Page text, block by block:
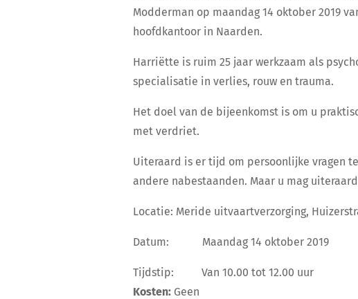
Modderman op maandag 14 oktober 2019
hoofdkantoor in Naarden.
Harriëtte is ruim 25 jaar werkzaam als
specialisatie in verlies, rouw en trauma.
Het doel van de bijeenkomst is om u
met verdriet.
Uiteraard is er tijd om persoonlijke vragen
andere nabestaanden. Maar u mag
Locatie: Meride uitvaartverzorging,
Datum: Maandag 14 oktober 2019
Tijdstip: Van 10.00 tot 12.00 uur
Kosten: Geen